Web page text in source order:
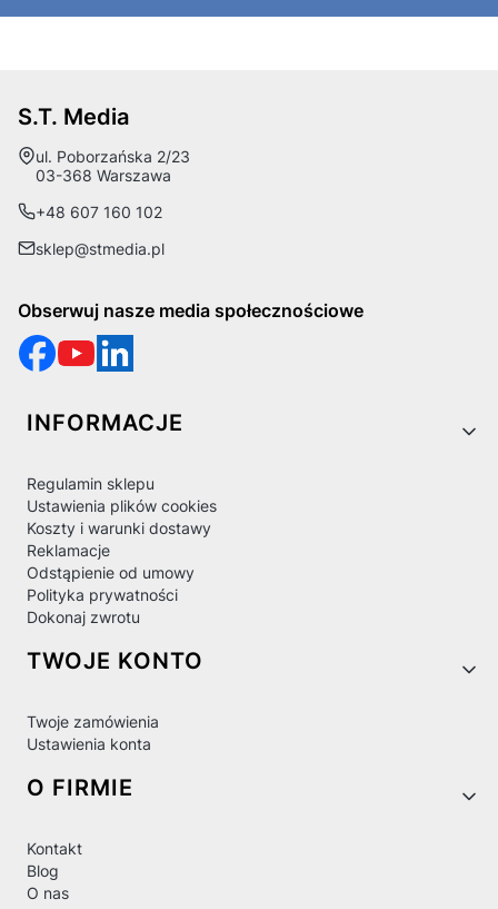
S.T. Media
Adres:
ul. Poborzańska 2/23
03-368 Warszawa
+48 607 160 102
sklep@stmedia.pl
Obserwuj nasze media społecznościowe
Linki w stopce
INFORMACJE
Regulamin sklepu
Ustawienia plików cookies
Koszty i warunki dostawy
Reklamacje
Odstąpienie od umowy
Polityka prywatności
Dokonaj zwrotu
TWOJE KONTO
Twoje zamówienia
Ustawienia konta
O FIRMIE
Kontakt
Blog
O nas